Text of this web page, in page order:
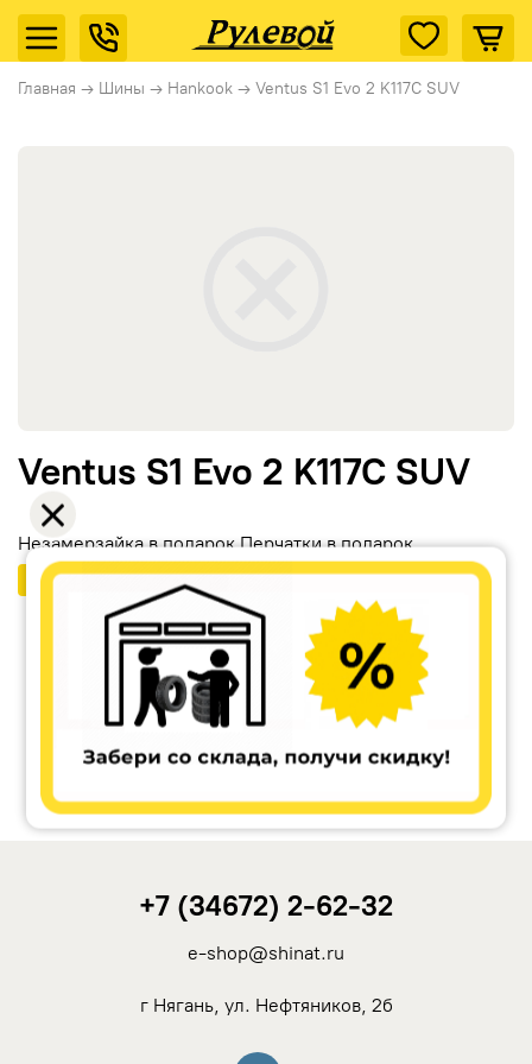
Главная → Шины → Hankook → Ventus S1 Evo 2 K117C SUV
Ikon Tyres (Nokian Tyres)
Tunga
Ventus S1 Evo 2 K117C SUV
Незамерзайка в подарок Перчатки в подарок
Бесплатный шиномонтаж
+7 (34672) 2-62-32
e-shop@shinat.ru
г Нягань, ул. Нефтяников, 2б